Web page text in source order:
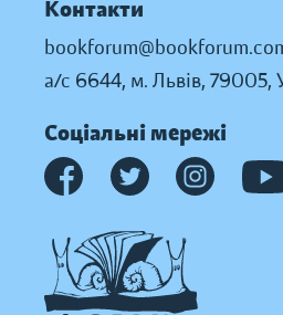
Контакти
а/с 6644, м. Львів, 79005,
Соціальні мережі